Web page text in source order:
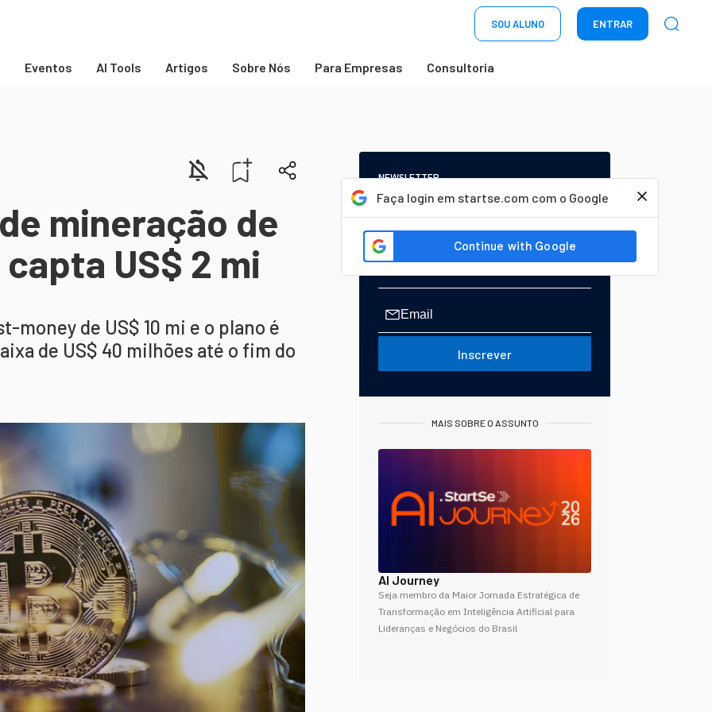
SOU ALUNO ENTRAR
Eventos AI Tools Artigos Sobre Nós Para Empresas Consultoria
Faça login em startse.com com o Google
mineração de
US$ 2 mi
money de US$ 10 mi e o plano é
de US$ 40 milhões até o fim do
NEWSLETTER
Start Seu dia:
A Newsletter do AGORA!
Inscrever
MAIS SOBRE O ASSUNTO
AI Journey
Seja membro da Maior Jornada Estratégica de
Transformação em Inteligência Artificial para
Lideranças e Negócios do Brasil